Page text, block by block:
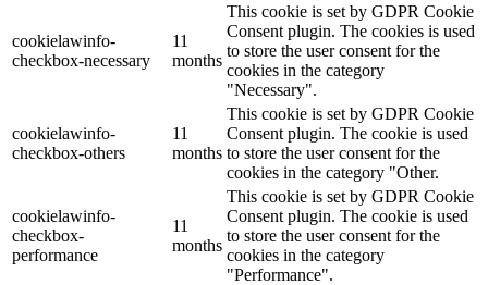
cookielawinfo-
checkbox-necessary
11
months
This cookie is set by GDPR Cookie
Consent plugin. The cookies is used
to store the user consent for the
cookies in the category
"Necessary".
cookielawinfo-
checkbox-others
11
months
This cookie is set by GDPR Cookie
Consent plugin. The cookie is used
to store the user consent for the
cookies in the category "Other.
cookielawinfo-
checkbox-
performance
11
months
This cookie is set by GDPR Cookie
Consent plugin. The cookie is used
to store the user consent for the
cookies in the category
"Performance".